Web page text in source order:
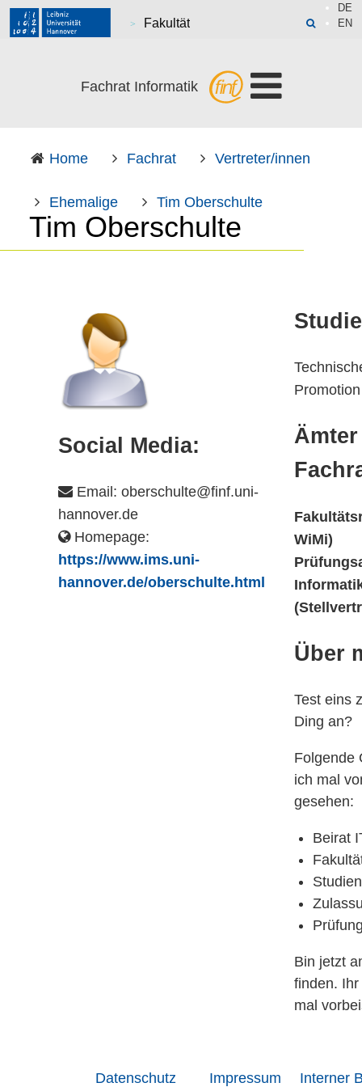
Fakultät
DE
EN
Fachrat Informatik
Home Fachrat Vertreter/innen
Ehemalige Tim Oberschulte
Tim Oberschulte
Social Media:
Email: oberschulte@finf.uni-
hannover.de
Homepage:
https://www.ims.uni-
hannover.de/oberschulte.html
Promotion
WiMi)
Über
Test eins
Ding an?
Folgende
ich mal
gesehen:
Beirat
Bin jetzt
finden.
mal
Datenschutz Impressum Interner